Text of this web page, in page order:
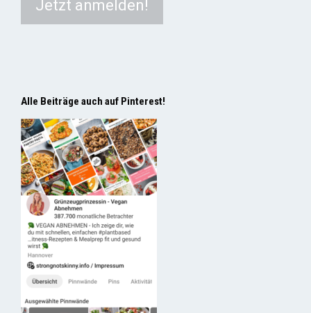
Alle Beiträge auch auf Pinterest!